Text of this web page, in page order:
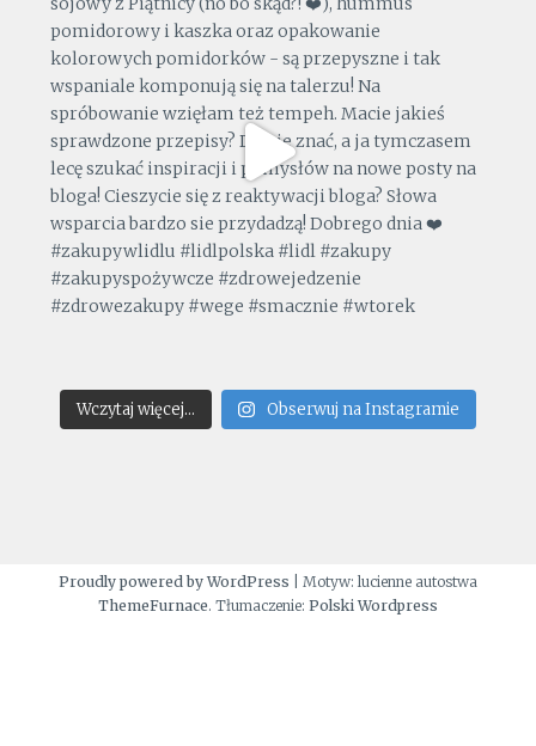
Wczytaj więcej... Obserwuj na Instagramie
Proudly powered by WordPress
Motyw: lucienne autostwa
ThemeFurnace. Tłumaczenie: Polski Wordpress